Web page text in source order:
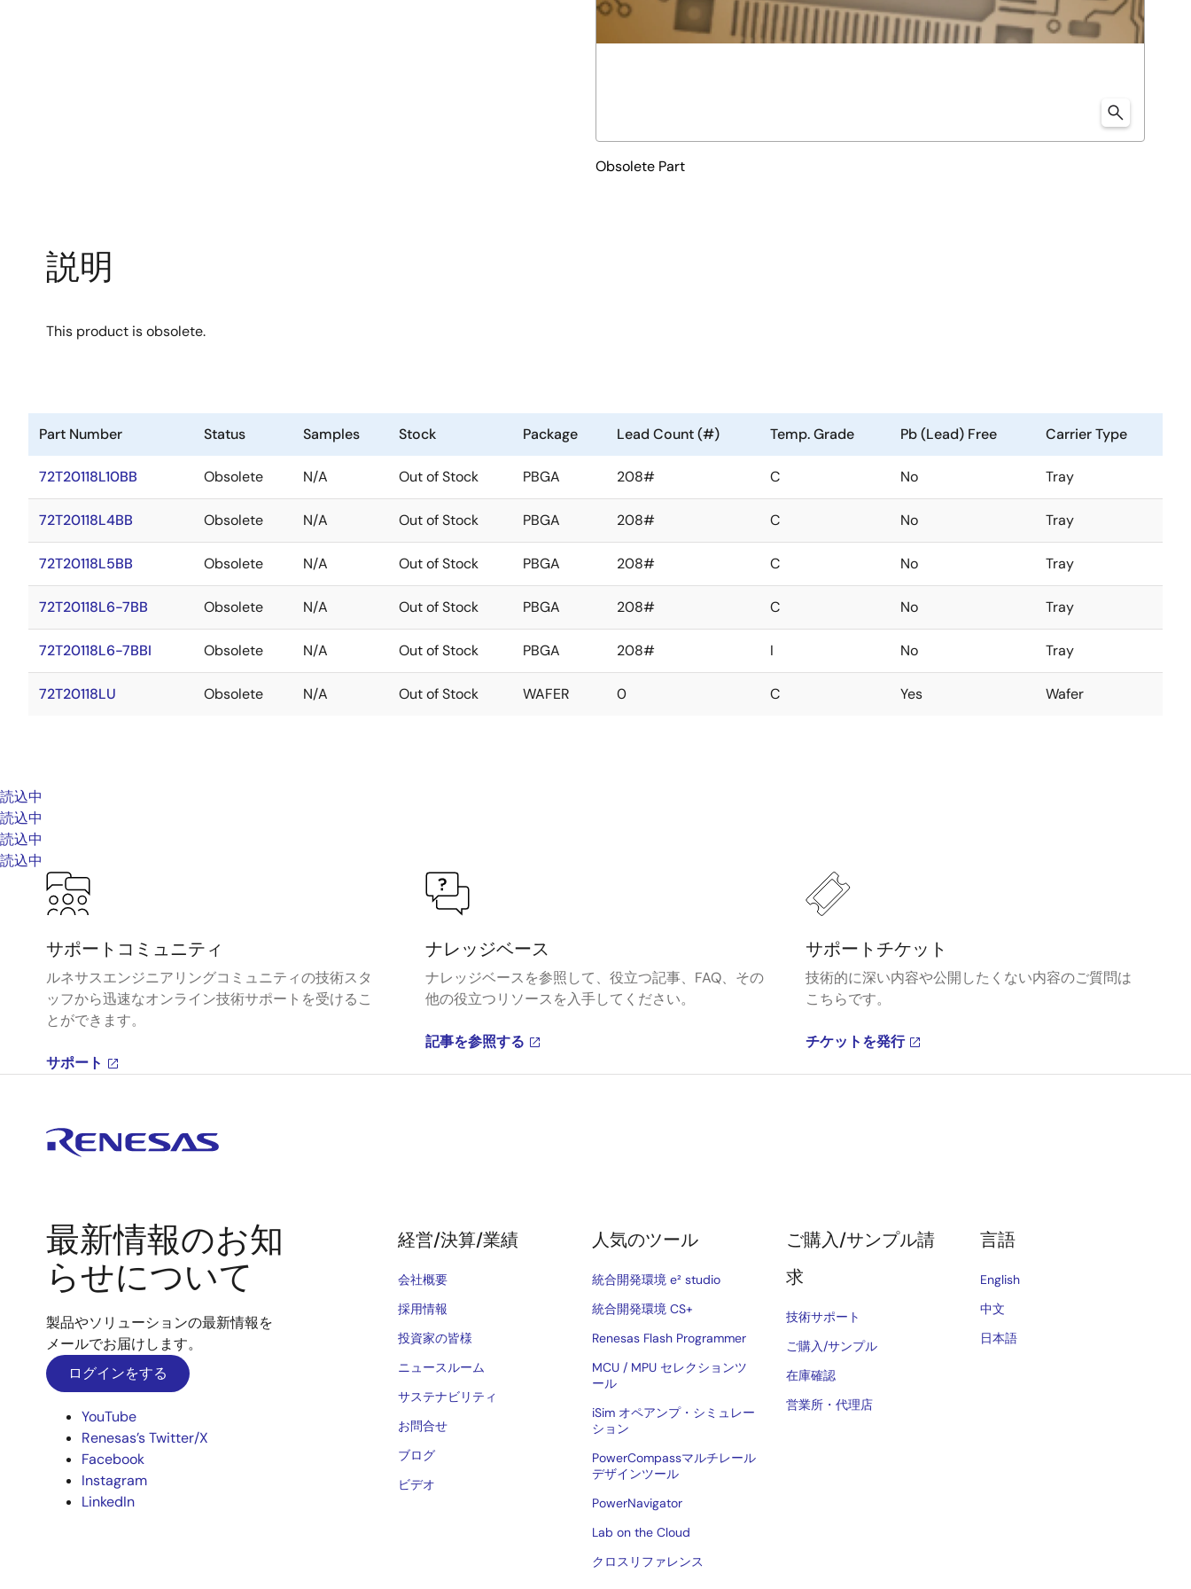
Obsolete Part
説明
This product is obsolete.
Part Number Status Samples Stock Package Lead Count (#) Temp. Grade Pb (Lead) Free Carrier Type
72T20118L10BB Obsolete N/A Out of Stock PBGA 208# C No Tray
72T20118L4BB Obsolete N/A Out of Stock PBGA 208# C No Tray
72T20118L5BB Obsolete N/A Out of Stock PBGA 208# C No Tray
72T20118L6-7BB Obsolete N/A Out of Stock PBGA 208# C No Tray
72T20118L6-7BBI Obsolete N/A Out of Stock PBGA 208# I No Tray
72T20118LU Obsolete N/A Out of Stock WAFER 0 C Yes Wafer
読込中
読込中
読込中
読込中
サポートコミュニティ
ルネサスエンジニアリングコミュニティの技術スタ
ッフから迅速なオンライン技術サポートを受けるこ
とができます。
サポート
ナレッジベース
ナレッジベースを参照して、役立つ記事、FAQ、その
他の役立つリソースを入手してください。
記事を参照する
サポートチケット
技術的に深い内容や公開したくない内容のご質問は
こちらです。
チケットを発行
最新情報のお知
らせについて
製品やソリューションの最新情報を
メールでお届けします。
ログインをする
YouTube
Renesas’s Twitter/X
Facebook
Instagram
LinkedIn
経営/決算/業績
会社概要
採用情報
投資家の皆様
ニュースルーム
サステナビリティ
お問合せ
ブログ
ビデオ
人気のツール
統合開発環境 e² studio
統合開発環境 CS+
Renesas Flash Programmer
MCU / MPU セレクションツ
ール
iSim オペアンプ・シミュレー
ション
PowerCompassマルチレール
デザインツール
PowerNavigator
Lab on the Cloud
クロスリファレンス
ご購入/サンプル請
求
技術サポート
ご購入/サンプル
在庫確認
営業所・代理店
言語
English
中文
日本語